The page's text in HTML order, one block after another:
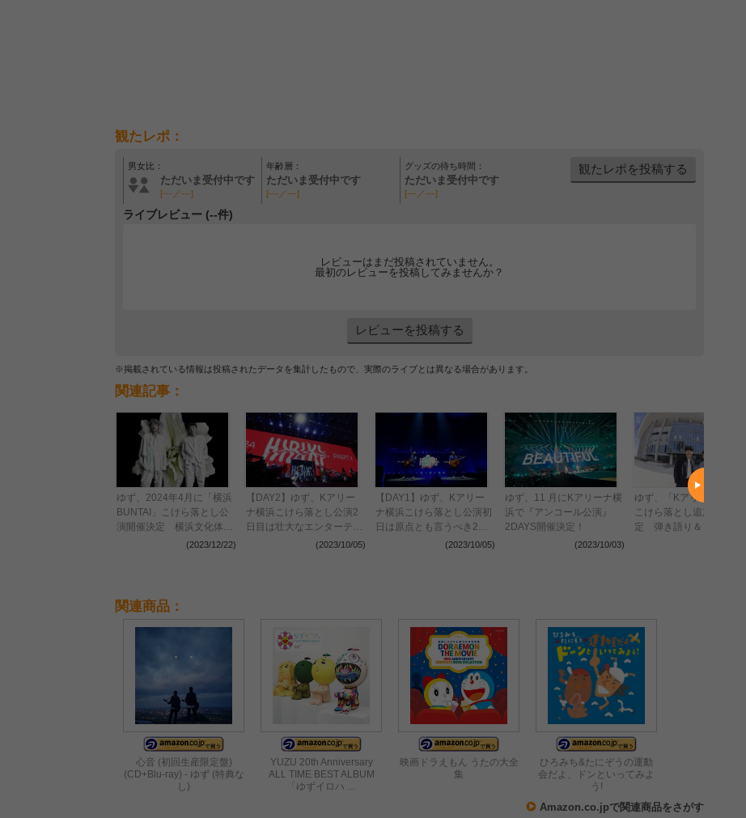
観たレポ：
男女比：
ただいま受付中です
[---／---]
年齢層：
ただいま受付中です
[---／---]
グッズの待ち時間：
ただいま受付中です
[---／---]
観たレポを投稿する
ライブレビュー (--件)
レビューはまだ投稿されていません。
最初のレビューを投稿してみませんか？
レビューを投稿する
※掲載されている情報は投稿されたデータを集計したもので、実際のライブとは異なる場合があります。
関連記事：
ゆず、2024年4月に「横浜
BUNTAI」こけら落とし公
演開催決定 横浜文化体育
館の幕を閉じたオンライン
(2023/12/22)
【DAY2】ゆず、Kアリー
ナ横浜こけら落とし公演2
日目は壮大なエンターテイ
ンメントで会場を震わせる
(2023/10/05)
【DAY1】ゆず、Kアリー
ナ横浜こけら落とし公演初
日は原点とも言うべき2人
きりのステージで2万人を
(2023/10/05)
ゆず、11 月にKアリーナ横
浜で『アンコール公演』
2DAYS開催決定！
(2023/10/03)
ゆず、「Kアリーナ横浜」
こけら落とし追加公演が決
定 弾き語り＆フルバンド
関連商品：
心音 (初回生産限定盤)
(CD+Blu-ray) - ゆず (特典な
し)
YUZU 20th Anniversary
ALL TIME BEST ALBUM
「ゆずイロハ …
映画ドラえもん うたの大全
集
ひろみち&たにぞうの運動
会だよ、ドンといってみよ
う!
Amazon.co.jpで関連商品をさがす